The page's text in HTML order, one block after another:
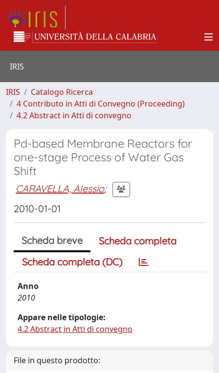
IRIS
IRIS
Catalogo Ricerca
4 Contributo in Atti di Convegno (Proceeding)
4.2 Abstract in Atti di convegno
Pd-based Membrane Reactors for
one-stage Process of Water Gas
Shift
CARAVELLA, Alessio;
2010-01-01
Scheda breve
Scheda completa
Scheda completa (DC)
Anno
2010
Appare nelle tipologie:
4.2 Abstract in Atti di convegno
File in questo prodotto: